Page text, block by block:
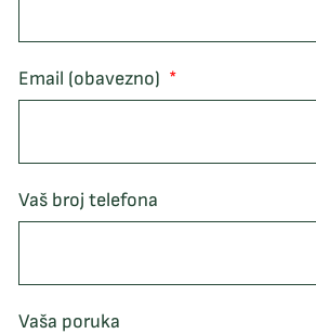
Email (obavezno)
Vaš broj telefona
Vaša poruka